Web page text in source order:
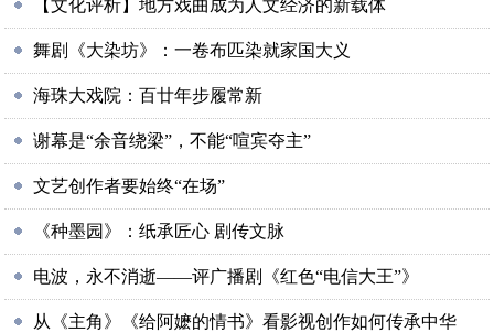
【文化评析】地方戏曲成为人文经济的新载体
舞剧《大染坊》：一卷布匹染就家国大义
海珠大戏院：百廿年步履常新
谢幕是“余音绕梁”，不能“喧宾夺主”
文艺创作者要始终“在场”
《种墨园》：纸承匠心 剧传文脉
电波，永不消逝——评广播剧《红色“电信大王”》
从《主角》《给阿嬷的情书》看影视创作如何传承中华